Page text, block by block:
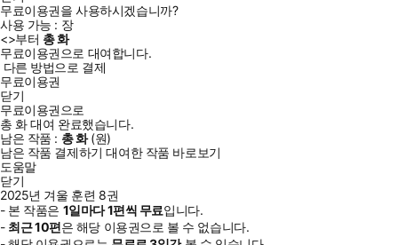
무료이용권을 사용하시겠습니까?
사용 가능 : 장
<>부터 총화
무료이용권으로 대여합니다.
다른 방법으로 결제
무료이용권
닫기
무료이용권으로
총 화대여 완료했습니다.
남은 작품 : 총화(원)
남은 작품 결제하기 대여한 작품 바로보기
도움말
닫기
2025년 겨울 훈련 8권
- 본 작품은 1일마다1편씩 무료입니다.
- 최근10편은 해당 이용권으로 볼 수 없습니다.